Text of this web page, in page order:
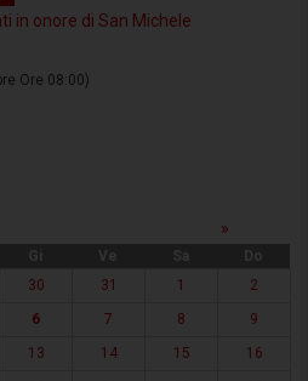
in onore di San Michele
Ore 08:00)
»
Gi Ve Sa
Do
30 31 1
2
6 7 8
9
13 14 15
16